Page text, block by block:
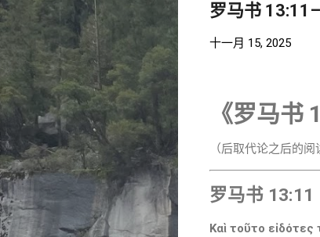
罗马书
十一月 15, 2025
《罗马书
（后取代论之后的
罗马书 13:11
Καὶ τοῦτο